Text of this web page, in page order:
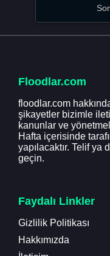
Floodlar.com
floodlar.com
şikayetler bizimle
kanunlar ve
Hafta içerisinde
yapılacaktır. Telif
geçin.
Faydalı Linkler
Gizlilik Politikası
Hakkımızda